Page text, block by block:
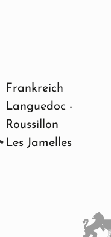
Frankreich
Languedoc -
Roussillon
Les Jamelles